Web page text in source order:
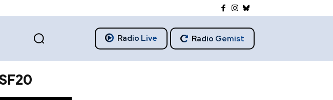
Radio Live Radio Gemist